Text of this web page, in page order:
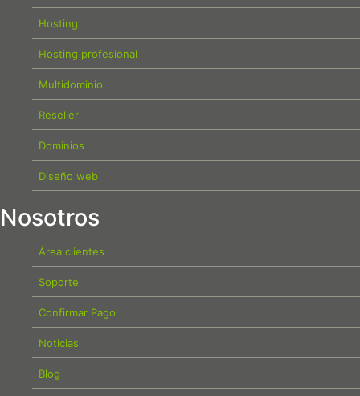
Hosting
Hosting profesional
Multidominio
Reseller
Dominios
Diseño web
Nosotros
Área clientes
Soporte
Confirmar Pago
Noticias
Blog